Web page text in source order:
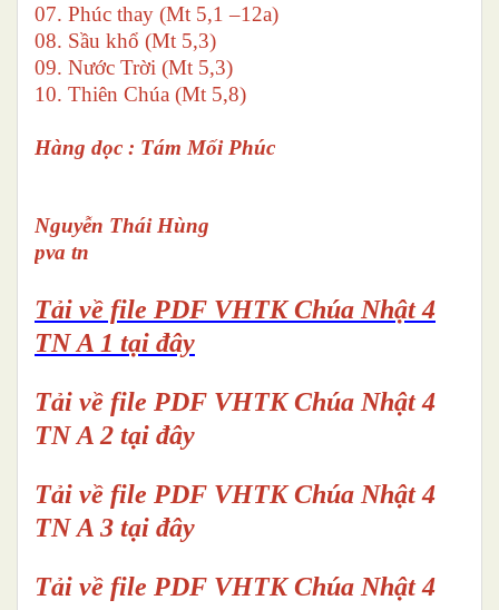
07. Phúc thay (Mt 5,1 –12a)
08. Sầu khổ (Mt 5,3)
09. Nước Trời (Mt 5,3)
10. Thiên Chúa (Mt 5,8)
Hàng dọc : Tám Mối Phúc
Nguyễn Thái Hùng
pva tn
Tải về file PDF VHTK Chúa Nhật 4
TN A 1 tại đây
Tải về file PDF VHTKChúa Nhật 4
TN A 2 tại đây
Tải về file PDF VHTKChúa Nhật 4
TN A 3 tại đây
Tải về file PDF VHTKChúa Nhật 4